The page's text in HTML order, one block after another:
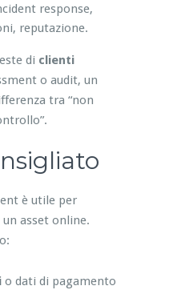
response,
reputazione.
di clienti
o audit, un
tra “non
è utile per
asset online.
o dati di pagamento